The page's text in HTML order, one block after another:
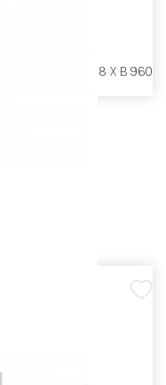
Ш 400 X Г 318 X В 960